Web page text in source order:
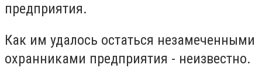
предприятия.
Как им удалось остаться незамеченными
охранниками предприятия - неизвестно.